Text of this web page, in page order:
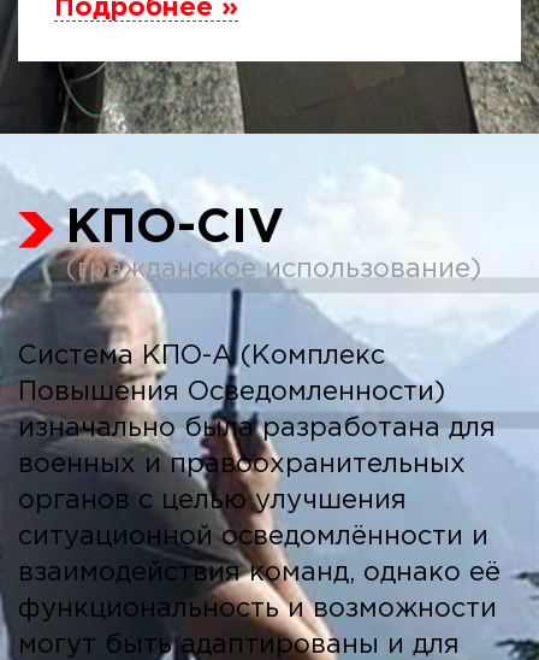
Подробнее »
КПО-CIV
(гражданское использование)
Система КПО-А (Комплекс
Повышения Осведомленности)
изначально была разработана для
военных и правоохранительных
органов с целью улучшения
ситуационной осведомлённости и
взаимодействия команд, однако её
функциональность и возможности
могут быть адаптированы и для